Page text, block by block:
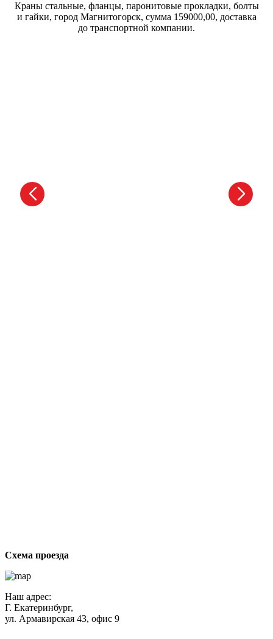
Краны стальные, фланцы, паронитовые прокладки, болты
и гайки, город Магнитогорск, сумма 159000,00, доставка
до транспортной компании.
Схема проезда
Наш адрес:
Г. Екатеринбург,
ул. Армавирская 43, офис 9